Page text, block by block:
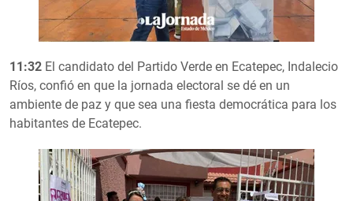
11:32 El candidato del Partido Verde en Ecatepec, Indalecio
Ríos, confió en que la jornada electoral se dé en un
ambiente de paz y que sea una fiesta democrática para los
habitantes de Ecatepec.